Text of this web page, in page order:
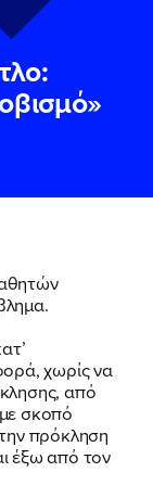
χωρίς να
από
σκοπό
πρόκληση
έξω από τον
του
του